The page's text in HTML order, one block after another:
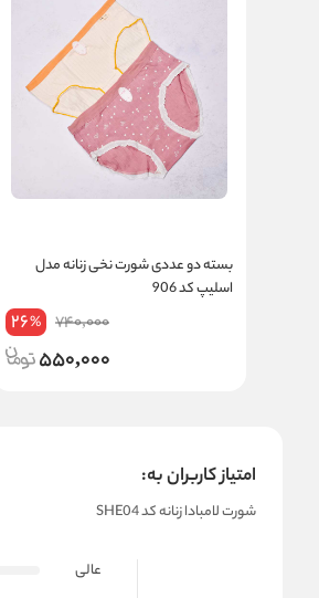
بسته دو عددی شورت نخی زنانه مدل
اسلیپ کد 906
740,000
26%
550,000
امتیاز کاربران به:
شورت لامبادا زنانه کد SHE04
عالی